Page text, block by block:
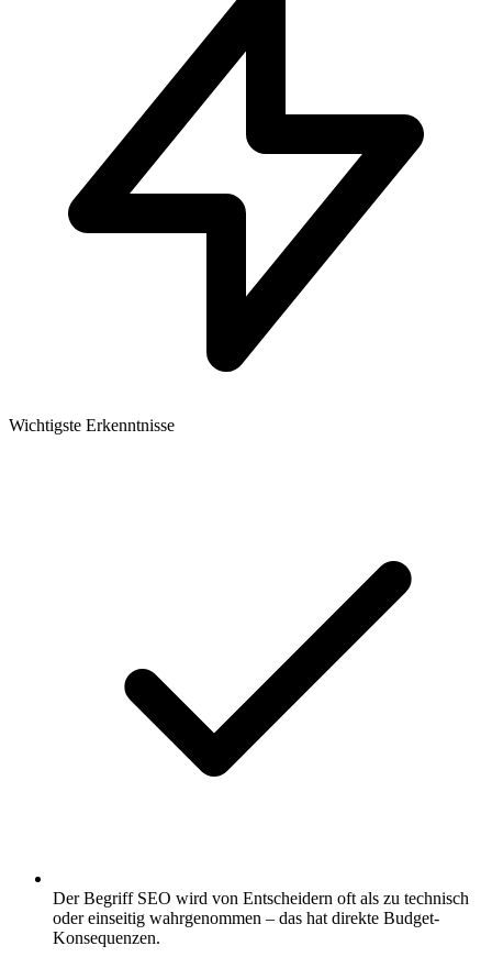
Wichtigste Erkenntnisse
Der Begriff SEO wird von Entscheidern oft als zu technisch
oder einseitig wahrgenommen – das hat direkte Budget-
Konsequenzen.